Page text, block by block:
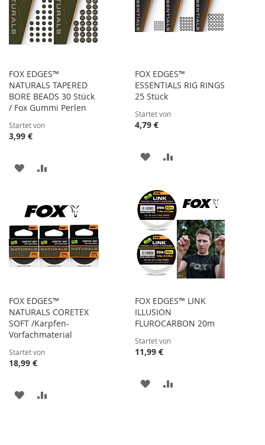
FOX EDGES™
NATURALS TAPERED
BORE BEADS 30 Stück
/ Fox Gummi Perlen
Startet von
3,99 €
ZUR
HINZUFÜGEN
HINZUFÜGEN
FOX EDGES™
ESSENTIALS RIG RINGS
25 Stück
Startet von
4,79 €
ZUR
HINZUFÜGEN
HINZUFÜGEN
FOX EDGES™
NATURALS CORETEX
SOFT /Karpfen-
Vorfachmaterial
Startet von
18,99 €
ZUR
FOX EDGES™ LINK
ILLUSION
FLUROCARBON 20m
Startet von
11,99 €
ZUR